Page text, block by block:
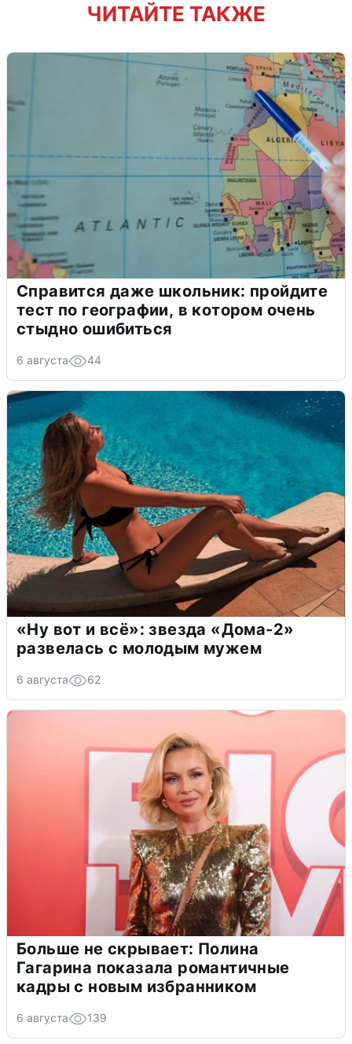
ЧИТАЙТЕ ТАКЖЕ
Справится даже школьник: пройдите
тест по географии, в котором очень
стыдно ошибиться
6 августа 44
«Ну вот и всё»: звезда «Дома-2»
развелась с молодым мужем
6 августа 62
Больше не скрывает: Полина
Гагарина показала романтичные
кадры с новым избранником
6 августа 139